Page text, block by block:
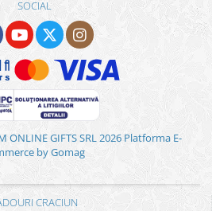
SOCIAL
GIFTS SRL 2026 Platforma E-
by Gomag
CRACIUN